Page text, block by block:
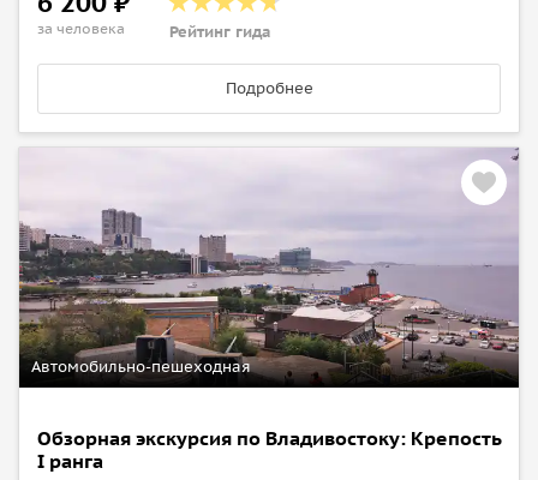
за человека Рейтинг гида
Подробнее
Автомобильно-пешеходная
Обзорная экскурсия по Владивостоку: Крепость
I ранга